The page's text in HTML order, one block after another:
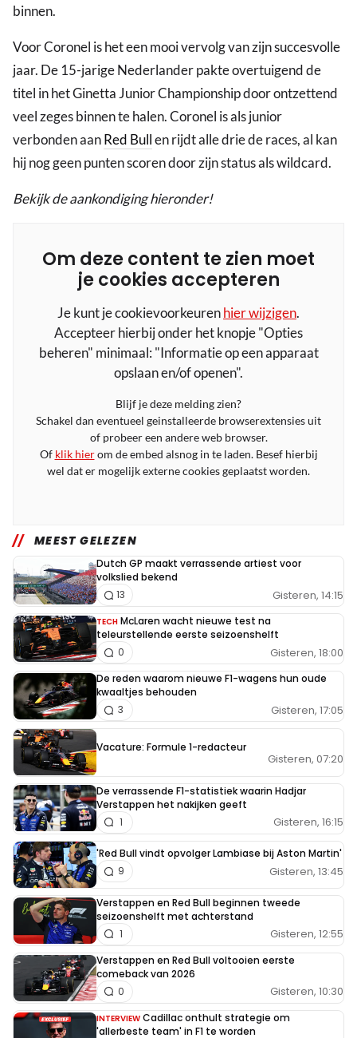
binnen.
Voor Coronel is het een mooi vervolg van zijn succesvolle
jaar. De 15-jarige Nederlander pakte overtuigend de
titel in het Ginetta Junior Championship door ontzettend
veel zeges binnen te halen. Coronel is als junior
verbonden aanRed Bullen rijdt alle drie de races, al kan
hij nog geen punten scoren door zijn status als wildcard.
Bekijk de aankondiging hieronder!
Om deze content te zien moet
je cookies accepteren
Je kunt je cookievoorkeurenhier wijzigen.
Accepteer hierbij onder het knopje "Opties
beheren" minimaal: "Informatie op een apparaat
opslaan en/of openen".
Blijf je deze melding zien?
Schakel dan eventueel geinstalleerde browserextensies uit
of probeer een andere web browser.
Of klik hierom de embed alsnog in te laden. Besef hierbij
wel dat er mogelijk externe cookies geplaatst worden.
MEEST GELEZEN
Dutch GP maakt verrassende artiest voor
volkslied bekend
Gisteren, 14:15
13
TECH McLaren wacht nieuwe test na
teleurstellende eerste seizoenshelft
Gisteren, 18:00
0
De reden waarom nieuwe F1-wagens hun oude
kwaaltjes behouden
Gisteren, 17:05
3
Vacature: Formule 1-redacteur
Gisteren, 07:20
De verrassende F1-statistiek waarin Hadjar
Verstappen het nakijken geeft
Gisteren, 16:15
1
'Red Bull vindt opvolger Lambiase bij Aston Martin'
Gisteren, 13:45
9
Verstappen en Red Bull beginnen tweede
seizoenshelft met achterstand
Gisteren, 12:55
1
Verstappen en Red Bull voltooien eerste
comeback van 2026
Gisteren, 10:30
0
INTERVIEW Cadillac onthult strategie om
'allerbeste team' in F1 te worden